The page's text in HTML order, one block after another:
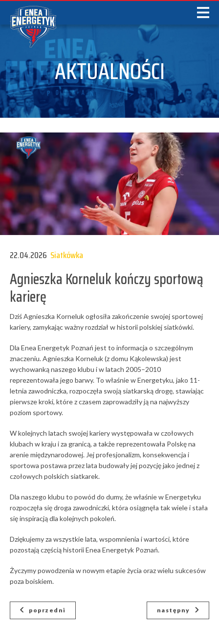
AKTUALNOŚCI
22.04.2026 Siatkówka
Agnieszka Korneluk kończy sportową
karierę
Dziś Agnieszka Korneluk ogłosiła zakończenie swojej sportowej
kariery, zamykając ważny rozdział w historii polskiej siatkówki.
Dla Enea Energetyk Poznań jest to informacja o szczególnym
znaczeniu. Agnieszka Korneluk (z domu Kąkolewska) jest
wychowanką naszego klubu i w latach 2005–2010
reprezentowała jego barwy. To właśnie w Energetyku, jako 11-
letnia zawodniczka, rozpoczęła swoją siatkarską drogę, stawiając
pierwsze kroki, które z czasem zaprowadziły ją na najwyższy
poziom sportowy.
W kolejnych latach swojej kariery występowała w czołowych
klubach w kraju i za granicą, a także reprezentowała Polskę na
arenie międzynarodowej. Jej profesjonalizm, konsekwencja i
sportowa postawa przez lata budowały jej pozycję jako jednej z
czołowych polskich siatkarek.
Dla naszego klubu to powód do dumy, że właśnie w Energetyku
rozpoczęła się droga zawodniczki, która osiągnęła tak wiele i stała
się inspiracją dla kolejnych pokoleń.
Dziękujemy za wszystkie lata, wspomnienia i wartości, które
pozostają częścią historii Enea Energetyk Poznań.
Życzymy powodzenia w nowym etapie życia oraz wielu sukcesów
poza boiskiem.
poprzedni następny